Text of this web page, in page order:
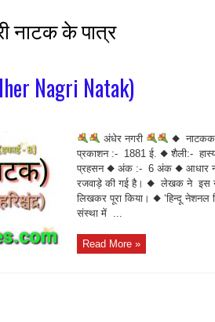
नाटक के पात्र
Nagri Natak)
अंधेर नगरी
◆
प्रकाशन :- 1881 ई. ◆ शैली:-
प्रहसन ◆ अंक :- 6 अंक ◆ आधार
रजवाड़े की गई है। ◆ लेखक ने इस
लिखकर पूरा किया। ◆ ‘हिन्दू नेशनल
संस्था में ...
Read More »